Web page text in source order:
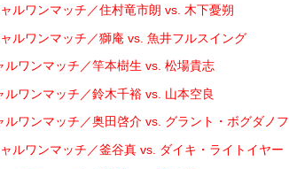
ルワンマッチ／住村竜市朗 vs. 木下憂朔
ルワンマッチ／獅庵 vs. 魚井フルスイング
ルワンマッチ／竿本樹生 vs. 松場貴志
ルワンマッチ／鈴木千裕 vs. 山本空良
ルワンマッチ／奥田啓介 vs. グラント・ボグダノフ
ルワンマッチ／釜谷真 vs. ダイキ・ライトイヤー